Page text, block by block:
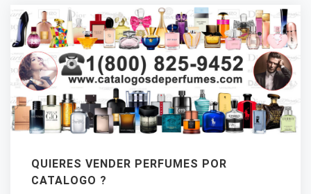
QUIERES VENDER PERFUMES POR
CATALOGO ?